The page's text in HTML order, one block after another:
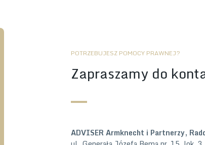
POTRZEBUJESZ POMOCY PRAWNEJ?
Zapraszamy do
ADVISER Armknecht i Partnerzy,